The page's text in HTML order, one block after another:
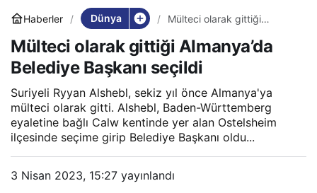
Haberler Dünya
Mülteci olarak gittiği
Başkanı seçildi
Mülteci olarak gittiği Almanya’da
Belediye Başkanı seçildi
Suriyeli Ryyan Alshebl, sekiz yıl önce Almanya'ya
mülteci olarak gitti. Alshebl, Baden-Württemberg
eyaletine bağlı Calw kentinde yer alan Ostelsheim
ilçesinde seçime girip Belediye Başkanı oldu...
3 Nisan 2023, 15:27 yayınlandı